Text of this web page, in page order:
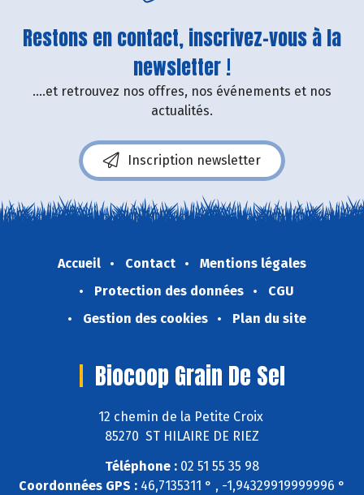
Restons en contact, inscrivez-vous à la
newsletter !
....et retrouvez nos offres, nos événements et nos
actualités.
Inscription newsletter
Accueil Contact
Mentions légales
Protection des données
CGU
Gestion des cookies
Plan du site
Biocoop Grain De Sel
12 chemin de la Petite Croix
85270 ST HILAIRE DE RIEZ
Téléphone : 02 51 55 35 98
Coordonnées GPS : 46,7135311 ° , -1,94329919999996 °